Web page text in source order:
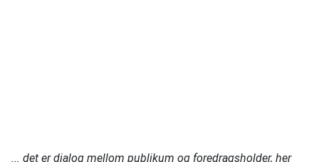
... det er dialog mellom publikum og foredragsholder, her